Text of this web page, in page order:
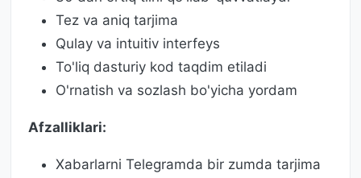
Tez va aniq tarjima
Qulay va intuitiv interfeys
To'liq dasturiy kod taqdim etiladi
O'rnatish va sozlash bo'yicha yordam
Afzalliklari:
Xabarlarni Telegramda bir zumda tarjima